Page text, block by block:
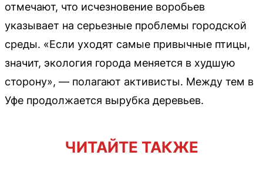
отмечают, что исчезновение воробьев
указывает на серьезные проблемы городской
среды. «Если уходят самые привычные птицы,
значит, экология города меняется в худшую
сторону», — полагают активисты. Между тем в
Уфе продолжается вырубка деревьев.
ЧИТАЙТЕ ТАКЖЕ